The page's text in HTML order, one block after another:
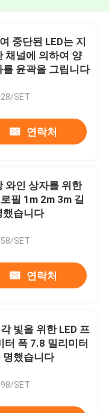
중단된 LED는 지
채널에 의하여 양
를 윤곽을 그립니다
SET
연락처
와인 상자를 위한
필 1m 2m 3m 길
했습니다
SET
연락처
빛을 위한 LED 프
터 폭 7.8 밀리미터
명했습니다
SET